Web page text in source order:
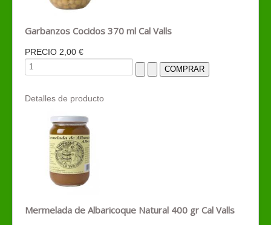
Garbanzos Cocidos 370 ml Cal Valls
PRECIO 2,00 €
Detalles de producto
Mermelada de Albaricoque Natural 400 gr Cal Valls